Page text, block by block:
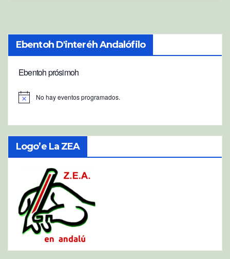
Ebentoh D'interéh Andalófilo
Ebentoh prósimoh
s
No hay eventos programados.
Logo’e La ZEA